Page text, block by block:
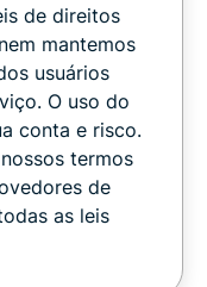
de direitos
mantemos
usuários
O uso do
conta e risco.
termos
de
as leis